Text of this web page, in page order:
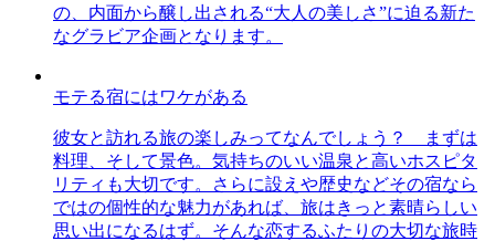
の、内面から醸し出される“大人の美しさ”に迫る新た
なグラビア企画となります。
モテる宿にはワケがある
彼女と訪れる旅の楽しみってなんでしょう？ まずは
料理、そして景色。気持ちのいい温泉と高いホスピタ
リティも大切です。さらに設えや歴史などその宿なら
ではの個性的な魅力があれば、旅はきっと素晴らしい
思い出になるはず。そんな恋するふたりの大切な旅時